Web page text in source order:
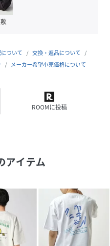
ち続けている彼ならではの
ユニークなデザインが魅力
多彩で、世界中に多くのフ
。
するように心がけています
異が生じます。
ついて
交換・返品について
メーカー希望小売価格について
ROOMに投稿
アイテム